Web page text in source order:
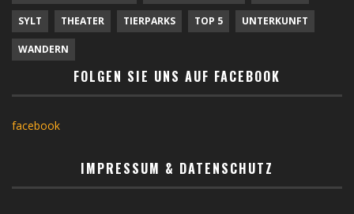
SYLT THEATER TIERPARKS TOP 5 UNTERKUNFT
WANDERN
FOLGEN SIE UNS AUF FACEBOOK
facebook
IMPRESSUM & DATENSCHUTZ